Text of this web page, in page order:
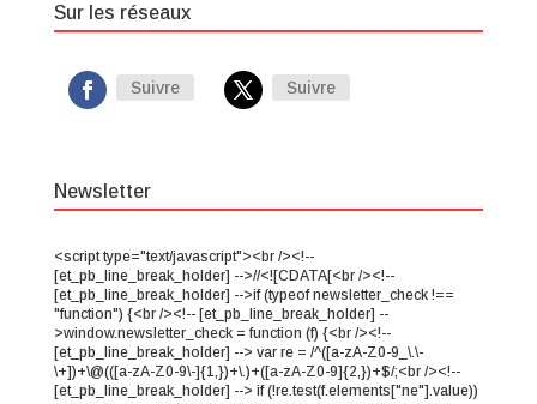
Sur les réseaux
Suivre Suivre
Newsletter
<script type="text/javascript"><br /><!--
[et_pb_line_break_holder] -->//<![CDATA[<br /><!--
[et_pb_line_break_holder] -->if (typeof newsletter_check !==
"function") {<br /><!-- [et_pb_line_break_holder] --
>window.newsletter_check = function (f) {<br /><!--
[et_pb_line_break_holder] --> var re = /^([a-zA-Z0-9_\.\-
\+])+\@(([a-zA-Z0-9\-]{1,})+\.)+([a-zA-Z0-9]{2,})+$/;<br /><!--
[et_pb_line_break_holder] --> if (!re.test(f.elements["ne"].value))